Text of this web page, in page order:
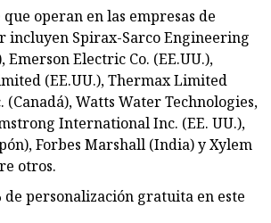
operan en las empresas de
incluyen Spirax-Sarco Engineering
Emerson Electric Co. (EE.UU.),
(EE.UU.), Thermax Limited
(Canadá), Watts Water Technologies,
International Inc. (EE. UU.),
Forbes Marshall (India) y Xylem
otros.
de personalización gratuita en este